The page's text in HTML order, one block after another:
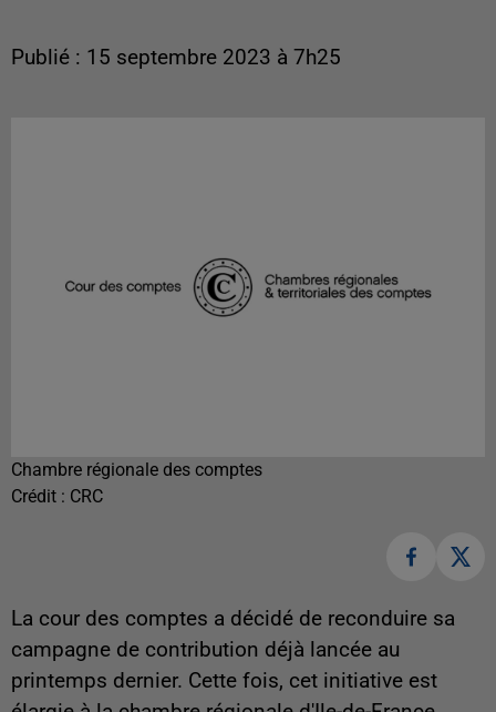
Publié : 15 septembre 2023 à 7h25
Chambre régionale des comptes
Crédit : CRC
La cour des comptes a décidé de reconduire sa
campagne de contribution déjà lancée au
printemps dernier. Cette fois, cet initiative est